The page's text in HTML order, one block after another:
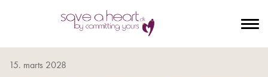
15. marts 2028